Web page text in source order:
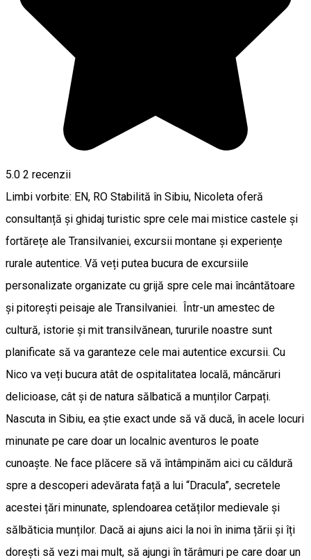
5.0 2 recenzii
Limbi vorbite: EN, RO Stabilită în Sibiu, Nicoleta oferă
consultanță și ghidaj turistic spre cele mai mistice castele și
fortărețe ale Transilvaniei, excursii montane și experiențe
rurale autentice. Vă veți putea bucura de excursiile
personalizate organizate cu grijă spre cele mai încântătoare
și pitorești peisaje ale Transilvaniei. Într-un amestec de
cultură, istorie și mit transilvănean, tururile noastre sunt
planificate să va garanteze cele mai autentice excursii. Cu
Nico va veți bucura atât de ospitalitatea locală, mâncăruri
delicioase, cât și de natura sălbatică a munților Carpați.
Nascuta in Sibiu, ea știe exact unde să vă ducă, în acele locuri
minunate pe care doar un localnic aventuros le poate
cunoaște. Ne face plăcere să vă întâmpinăm aici cu căldură
spre a descoperi adevărata față a lui “Dracula”, secretele
acestei țări minunate, splendoarea cetăților medievale și
sălbăticia munților. Dacă ai ajuns aici la noi în inima țării și îți
dorești să vezi mai mult, să ajungi în tărâmuri pe care doar un